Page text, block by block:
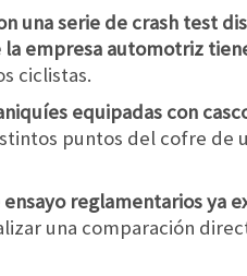
una serie de crash test
empresa automotriz
ciclistas.
equipadas con
puntos del cofre de
reglamentarios ya
una comparación